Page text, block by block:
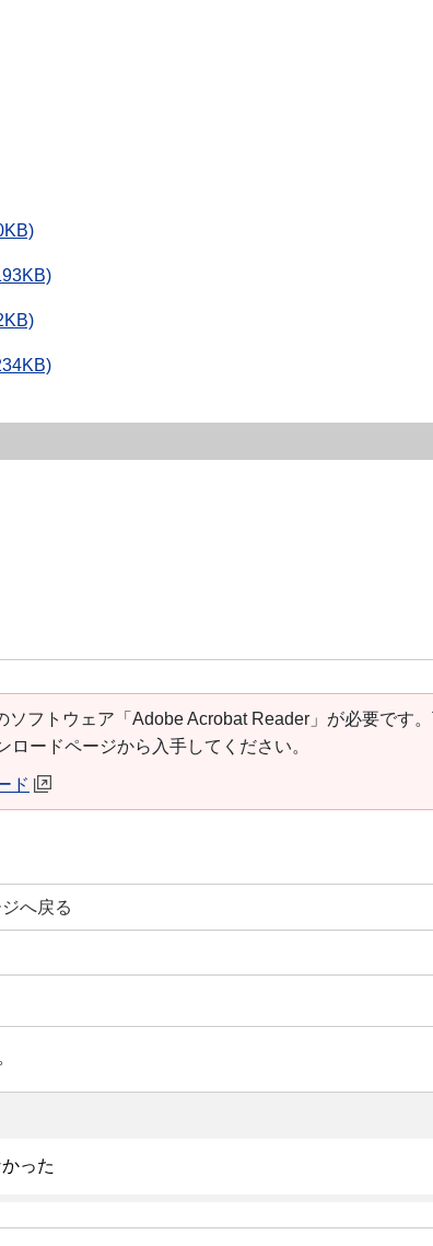
ソフトウェア「Adobe Acrobat Reader」が必要です
ードページから入手してください。
ド
へ戻る